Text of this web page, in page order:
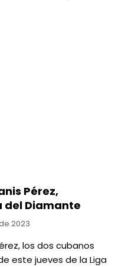
Pérez,
del Diamante
2023
los dos cubanos
este jueves de la Liga